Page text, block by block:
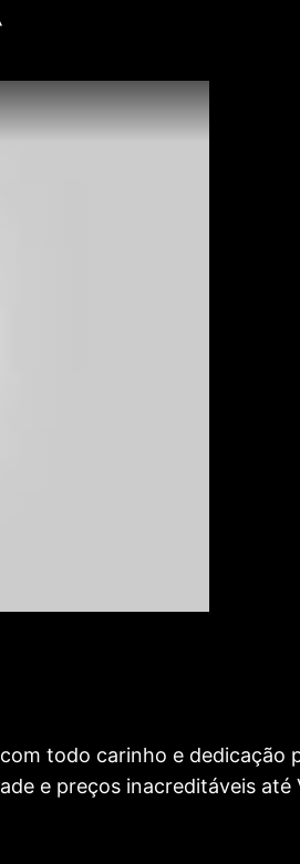
todo carinho e dedicação
e preços inacreditáveis até